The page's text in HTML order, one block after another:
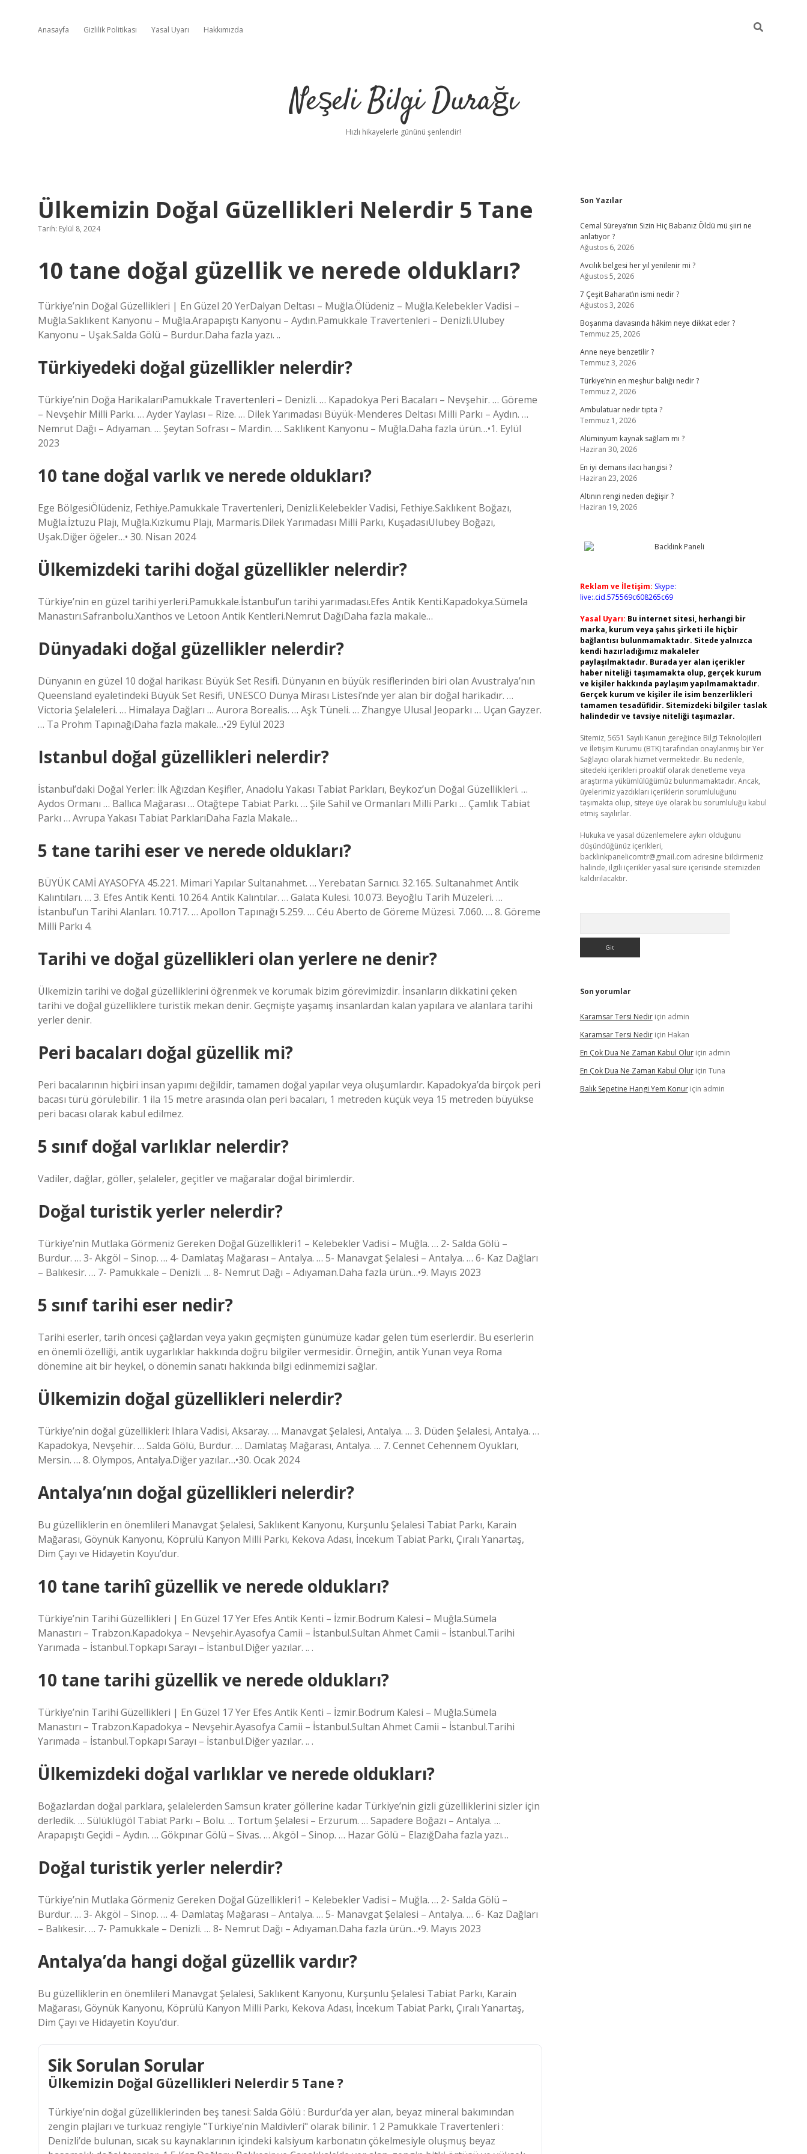
Anasayfa Gizlilik Politikası Yasal Uyarı Hakkımızda
Neşeli Bilgi Durağı
Hızlı hikayelerle gününü şenlendir!
Ülkemizin Doğal Güzellikleri Nelerdir 5 Tane
Tarih: Eylül 8, 2024
10 tane doğal güzellik ve nerede oldukları?
Türkiye’nin Doğal Güzellikleri | En Güzel 20 YerDalyan Deltası – Muğla.Ölüdeniz – Muğla.Kelebekler Vadisi –
Muğla.Saklıkent Kanyonu – Muğla.Arapapıştı Kanyonu – Aydın.Pamukkale Travertenleri – Denizli.Ulubey
Kanyonu – Uşak.Salda Gölü – Burdur.Daha fazla yazı. ..
Türkiyedeki doğal güzellikler nelerdir?
Türkiye’nin Doğa HarikalarıPamukkale Travertenleri – Denizli. … Kapadokya Peri Bacaları – Nevşehir. … Göreme
– Nevşehir Milli Parkı. … Ayder Yaylası – Rize. … Dilek Yarımadası Büyük-Menderes Deltası Milli Parkı – Aydın. …
Nemrut Dağı – Adıyaman. … Şeytan Sofrası – Mardin. … Saklıkent Kanyonu – Muğla.Daha fazla ürün…•1. Eylül
2023
10 tane doğal varlık ve nerede oldukları?
Ege BölgesiÖlüdeniz, Fethiye.Pamukkale Travertenleri, Denizli.Kelebekler Vadisi, Fethiye.Saklıkent Boğazı,
Muğla.İztuzu Plajı, Muğla.Kızkumu Plajı, Marmaris.Dilek Yarımadası Milli Parkı, KuşadasıUlubey Boğazı,
Uşak.Diğer öğeler…• 30. Nisan 2024
Ülkemizdeki tarihi doğal güzellikler nelerdir?
Türkiye’nin en güzel tarihi yerleri.Pamukkale.İstanbul’un tarihi yarımadası.Efes Antik Kenti.Kapadokya.Sümela
Manastırı.Safranbolu.Xanthos ve Letoon Antik Kentleri.Nemrut DağıDaha fazla makale…
Dünyadaki doğal güzellikler nelerdir?
Dünyanın en güzel 10 doğal harikası: Büyük Set Resifi. Dünyanın en büyük resiflerinden biri olan Avustralya’nın
Queensland eyaletindeki Büyük Set Resifi, UNESCO Dünya Mirası Listesi’nde yer alan bir doğal harikadır. …
Victoria Şelaleleri. … Himalaya Dağları … Aurora Borealis. … Aşk Tüneli. … Zhangye Ulusal Jeoparkı … Uçan Gayzer.
… Ta Prohm TapınağıDaha fazla makale…•29 Eylül 2023
Istanbul doğal güzellikleri nelerdir?
İstanbul’daki Doğal Yerler: İlk Ağızdan Keşifler, Anadolu Yakası Tabiat Parkları, Beykoz’un Doğal Güzellikleri. …
Aydos Ormanı … Ballıca Mağarası … Otağtepe Tabiat Parkı. … Şile Sahil ve Ormanları Milli Parkı … Çamlık Tabiat
Parkı … Avrupa Yakası Tabiat ParklarıDaha Fazla Makale…
5 tane tarihi eser ve nerede oldukları?
BÜYÜK CAMİ AYASOFYA 45.221. Mimari Yapılar Sultanahmet. … Yerebatan Sarnıcı. 32.165. Sultanahmet Antik
Kalıntıları. … 3. Efes Antik Kenti. 10.264. Antik Kalıntılar. … Galata Kulesi. 10.073. Beyoğlu Tarih Müzeleri. …
İstanbul’un Tarihi Alanları. 10.717. … Apollon Tapınağı 5.259. … Céu Aberto de Göreme Müzesi. 7.060. … 8. Göreme
Milli Parkı 4.
Tarihi ve doğal güzellikleri olan yerlere ne denir?
Ülkemizin tarihi ve doğal güzelliklerini öğrenmek ve korumak bizim görevimizdir. İnsanların dikkatini çeken
tarihi ve doğal güzelliklere turistik mekan denir. Geçmişte yaşamış insanlardan kalan yapılara ve alanlara tarihi
yerler denir.
Peri bacaları doğal güzellik mi?
Peri bacalarının hiçbiri insan yapımı değildir, tamamen doğal yapılar veya oluşumlardır. Kapadokya’da birçok peri
bacası türü görülebilir. 1 ila 15 metre arasında olan peri bacaları, 1 metreden küçük veya 15 metreden büyükse
peri bacası olarak kabul edilmez.
5 sınıf doğal varlıklar nelerdir?
Vadiler, dağlar, göller, şelaleler, geçitler ve mağaralar doğal birimlerdir.
Doğal turistik yerler nelerdir?
Türkiye’nin Mutlaka Görmeniz Gereken Doğal Güzellikleri1 – Kelebekler Vadisi – Muğla. … 2- Salda Gölü –
Burdur. … 3- Akgöl – Sinop. … 4- Damlataş Mağarası – Antalya. … 5- Manavgat Şelalesi – Antalya. … 6- Kaz Dağları
– Balıkesir. … 7- Pamukkale – Denizli. … 8- Nemrut Dağı – Adıyaman.Daha fazla ürün…•9. Mayıs 2023
5 sınıf tarihi eser nedir?
Tarihi eserler, tarih öncesi çağlardan veya yakın geçmişten günümüze kadar gelen tüm eserlerdir. Bu eserlerin
en önemli özelliği, antik uygarlıklar hakkında doğru bilgiler vermesidir. Örneğin, antik Yunan veya Roma
dönemine ait bir heykel, o dönemin sanatı hakkında bilgi edinmemizi sağlar.
Ülkemizin doğal güzellikleri nelerdir?
Türkiye’nin doğal güzellikleri: Ihlara Vadisi, Aksaray. … Manavgat Şelalesi, Antalya. … 3. Düden Şelalesi, Antalya. …
Kapadokya, Nevşehir. … Salda Gölü, Burdur. … Damlataş Mağarası, Antalya. … 7. Cennet Cehennem Oyukları,
Mersin. … 8. Olympos, Antalya.Diğer yazılar…•30. Ocak 2024
Antalya’nın doğal güzellikleri nelerdir?
Bu güzelliklerin en önemlileri Manavgat Şelalesi, Saklıkent Kanyonu, Kurşunlu Şelalesi Tabiat Parkı, Karain
Mağarası, Göynük Kanyonu, Köprülü Kanyon Milli Parkı, Kekova Adası, İncekum Tabiat Parkı, Çıralı Yanartaş,
Dim Çayı ve Hidayetin Koyu’dur.
10 tane tarihî güzellik ve nerede oldukları?
Türkiye’nin Tarihi Güzellikleri | En Güzel 17 Yer Efes Antik Kenti – İzmir.Bodrum Kalesi – Muğla.Sümela
Manastırı – Trabzon.Kapadokya – Nevşehir.Ayasofya Camii – İstanbul.Sultan Ahmet Camii – İstanbul.Tarihi
Yarımada – İstanbul.Topkapı Sarayı – İstanbul.Diğer yazılar. .. .
10 tane tarihi güzellik ve nerede oldukları?
Türkiye’nin Tarihi Güzellikleri | En Güzel 17 Yer Efes Antik Kenti – İzmir.Bodrum Kalesi – Muğla.Sümela
Manastırı – Trabzon.Kapadokya – Nevşehir.Ayasofya Camii – İstanbul.Sultan Ahmet Camii – İstanbul.Tarihi
Yarımada – İstanbul.Topkapı Sarayı – İstanbul.Diğer yazılar. .. .
Ülkemizdeki doğal varlıklar ve nerede oldukları?
Boğazlardan doğal parklara, şelalelerden Samsun krater göllerine kadar Türkiye’nin gizli güzelliklerini sizler için
derledik. … Sülüklügöl Tabiat Parkı – Bolu. … Tortum Şelalesi – Erzurum. … Sapadere Boğazı – Antalya. …
Arapapıştı Geçidi – Aydın. … Gökpınar Gölü – Sivas. … Akgöl – Sinop. … Hazar Gölü – ElazığDaha fazla yazı…
Doğal turistik yerler nelerdir?
Türkiye’nin Mutlaka Görmeniz Gereken Doğal Güzellikleri1 – Kelebekler Vadisi – Muğla. … 2- Salda Gölü –
Burdur. … 3- Akgöl – Sinop. … 4- Damlataş Mağarası – Antalya. … 5- Manavgat Şelalesi – Antalya. … 6- Kaz Dağları
– Balıkesir. … 7- Pamukkale – Denizli. … 8- Nemrut Dağı – Adıyaman.Daha fazla ürün…•9. Mayıs 2023
Antalya’da hangi doğal güzellik vardır?
Bu güzelliklerin en önemlileri Manavgat Şelalesi, Saklıkent Kanyonu, Kurşunlu Şelalesi Tabiat Parkı, Karain
Mağarası, Göynük Kanyonu, Köprülü Kanyon Milli Parkı, Kekova Adası, İncekum Tabiat Parkı, Çıralı Yanartaş,
Dim Çayı ve Hidayetin Koyu’dur.
Sik Sorulan Sorular
Ülkemizin Doğal Güzellikleri Nelerdir 5 Tane ?
Türkiye’nin doğal güzelliklerinden beş tanesi: Salda Gölü : Burdur’da yer alan, beyaz mineral bakımından
zengin plajları ve turkuaz rengiyle "Türkiye’nin Maldivleri" olarak bilinir. 1 2 Pamukkale Travertenleri :
Denizli’de bulunan, sıcak su kaynaklarının içindeki kalsiyum karbonatın çökelmesiyle oluşmuş beyaz
Sidebar
Son Yazılar
Cemal Süreya’nın Sizin Hiç Babanız Öldü mü şiiri ne
anlatıyor ?
Ağustos 6, 2026
Avcılık belgesi her yıl yenilenir mi ?
Ağustos 5, 2026
7 Çeşit Baharat’ın ismi nedir ?
Ağustos 3, 2026
Boşanma davasında hâkim neye dikkat eder ?
Temmuz 25, 2026
Anne neye benzetilir ?
Temmuz 3, 2026
Türkiye’nin en meşhur balığı nedir ?
Temmuz 2, 2026
Ambulatuar nedir tıpta ?
Temmuz 1, 2026
Alüminyum kaynak sağlam mı ?
Haziran 30, 2026
En iyi demans ilacı hangisi ?
Haziran 23, 2026
Altının rengi neden değişir ?
Haziran 19, 2026
Reklam ve İletişim: Skype:
live:.cid.575569c608265c69
Yasal Uyarı: Bu internet sitesi, herhangi bir
marka, kurum veya şahıs şirketi ile hiçbir
bağlantısı bulunmamaktadır. Sitede yalnızca
kendi hazırladığımız makaleler
paylaşılmaktadır. Burada yer alan içerikler
haber niteliği taşımamakta olup, gerçek kurum
ve kişiler hakkında paylaşım yapılmamaktadır.
Gerçek kurum ve kişiler ile isim benzerlikleri
tamamen tesadüfidir. Sitemizdeki bilgiler taslak
halindedir ve tavsiye niteliği taşımazlar.
Sitemiz, 5651 Sayılı Kanun gereğince Bilgi Teknolojileri
ve İletişim Kurumu (BTK) tarafından onaylanmış bir Yer
Sağlayıcı olarak hizmet vermektedir. Bu nedenle,
sitedeki içerikleri proaktif olarak denetleme veya
araştırma yükümlülüğümüz bulunmamaktadır. Ancak,
üyelerimiz yazdıkları içeriklerin sorumluluğunu
taşımakta olup, siteye üye olarak bu sorumluluğu kabul
etmiş sayılırlar.
Hukuka ve yasal düzenlemelere aykırı olduğunu
düşündüğünüz içerikleri,
backlinkpanelicomtr@gmail.com adresine bildirmeniz
halinde, ilgili içerikler yasal süre içerisinde sitemizden
kaldırılacaktır.
Son yorumlar
Karamsar Tersi Nediriçin admin
Karamsar Tersi Nediriçin Hakan
En Çok Dua Ne Zaman Kabul Oluriçin admin
En Çok Dua Ne Zaman Kabul Oluriçin Tuna
Balık Sepetine Hangi Yem Konuriçin admin
hiltonbet yeni giriş